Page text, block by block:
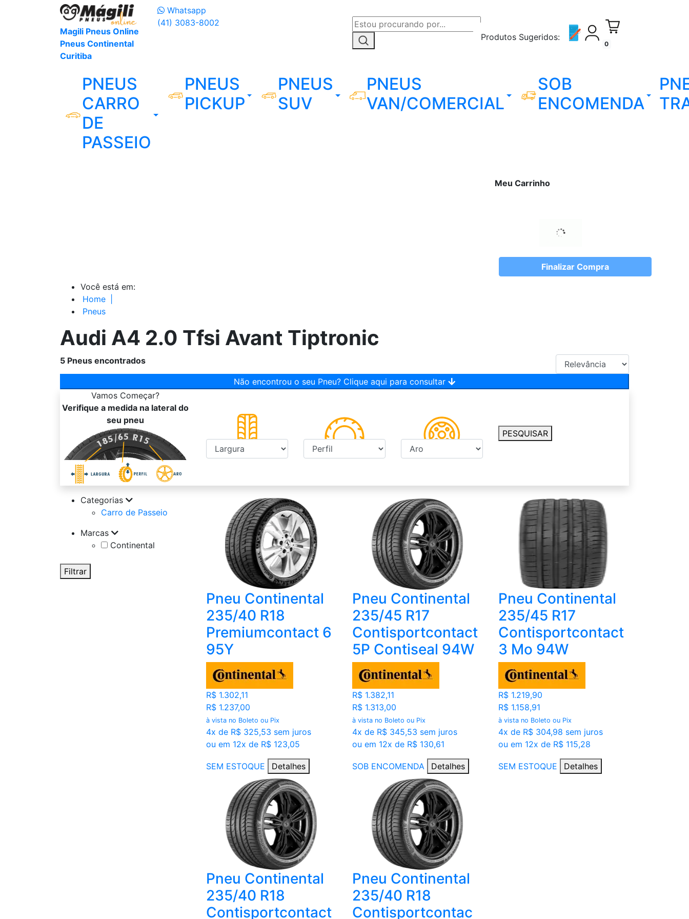
Magili Pneus Online
Pneus Continental
Curitiba
Whatsapp
(41) 3083-8002
Produtos Sugeridos:
0
PNEUS
CARRO
DE
PASSEIO
PNEUS
PICKUP
PNEUS
SUV
PNEUS
VAN/COMERCIAL
SOB
ENCOMENDA
Meu Carrinho
Finalizar Compra
Você está em:
Home
Pneus
Audi A4 2.0 Tfsi Avant Tiptronic
5 Pneus encontrados
Não encontrou o seu Pneu? Clique aqui para consultar
Vamos Começar?
Verifique a medida na lateral do
seu pneu
PESQUISAR
Categorias
Carro de Passeio
Marcas
Continental
Filtrar
Pneu Continental
235/40 R18
Premiumcontact 6
95Y
R$ 1.302,11
R$ 1.237,00
à vista no Boleto ou Pix
4x de R$ 325,53 sem juros
ou em 12x de R$ 123,05
SEM ESTOQUE Detalhes
Pneu Continental
235/45 R17
Contisportcontact
5P Contiseal 94W
R$ 1.382,11
R$ 1.313,00
à vista no Boleto ou Pix
4x de R$ 345,53 sem juros
ou em 12x de R$ 130,61
SOB ENCOMENDA Detalhes
Pneu Continental
235/45 R17
Contisportcontact
3 Mo 94W
R$ 1.219,90
R$ 1.158,91
à vista no Boleto ou Pix
4x de R$ 304,98 sem juros
ou em 12x de R$ 115,28
SEM ESTOQUE Detalhes
Pneu Continental
235/40 R18
Contisportcontact
Pneu Continental
235/40 R18
Contisportcontac